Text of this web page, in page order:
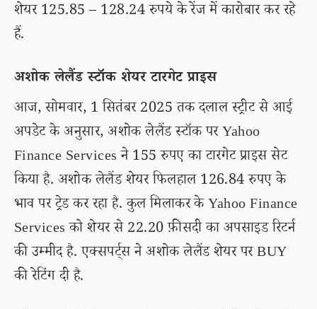
शेयर 125.85 – 128.24 रुपये के रेंज में कारोबार कर रहे
हैं.
अशोक लेलैंड स्टॉक शेयर टारगेट प्राइस
आज, सोमवार, 1 सितंबर 2025 तक दलाल स्ट्रीट से आई
अपडेट के अनुसार, अशोक लेलैंड स्टॉक पर Yahoo
Finance Services ने 155 रुपए का टारगेट प्राइस सेट
किया है. अशोक लेलैंड शेयर फिलहाल 126.84 रुपए के
भाव पर ट्रेड कर रहा है. कुल मिलाकर के Yahoo Finance
Services को शेयर से 22.20 फ़ीसदी का अपसाइड रिटर्न
की उम्मीद है. एक्सपर्ट्स ने अशोक लेलैंड शेयर पर BUY
की रेटिंग दी है.